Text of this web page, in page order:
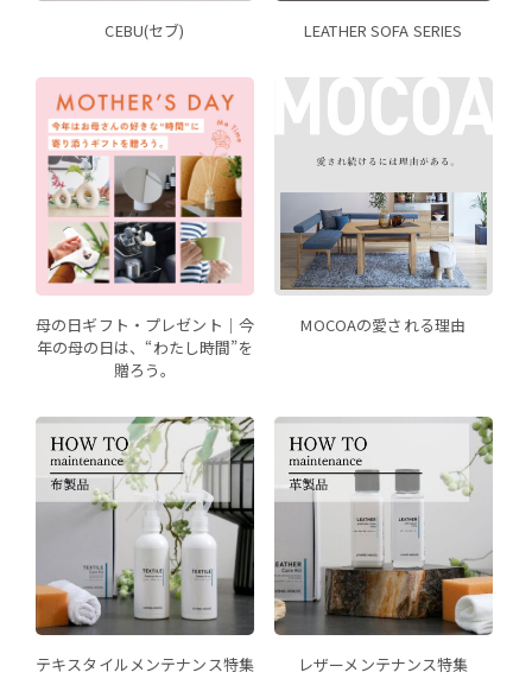
CEBU(セブ) LEATHER SOFA SERIES
母の日ギフト・プレゼント｜今
年の母の日は、“わたし時間”を
贈ろう。
MOCOAの愛される理由
テキスタイルメンテナンス特集 レザーメンテナンス特集